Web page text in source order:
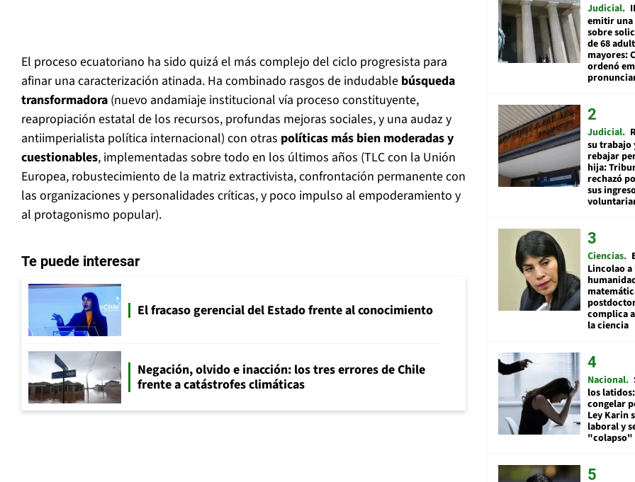
El proceso ecuatoriano ha sido quizá el más complejo del ciclo progresista para
afinar una caracterización atinada. Ha combinado rasgos de indudable búsqueda
transformadora (nuevo andamiaje institucional vía proceso constituyente,
reapropiación estatal de los recursos, profundas mejoras sociales, y una audaz y
antiimperialista política internacional) con otras políticas más bien moderadas y
cuestionables, implementadas sobre todo en los últimos años (TLC con la Unión
Europea, robustecimiento de la matriz extractivista, confrontación permanente con
las organizaciones y personalidades críticas, y poco impulso al empoderamiento y
al protagonismo popular).
Te puede interesar
El fracaso gerencial del Estado frente al conocimiento
Negación, olvido e inacción: los tres errores de Chile
frente a catástrofes climáticas
Judicial
emitir
sobre
de 68
mayores:
ordenó
Judicial
su trabajo
rebajar
hija:
rechazó
sus
Ciencias
Lincolao a
complica
la ciencia
Nacional
los
congelar
Ley Karin
laboral y
"colapso"